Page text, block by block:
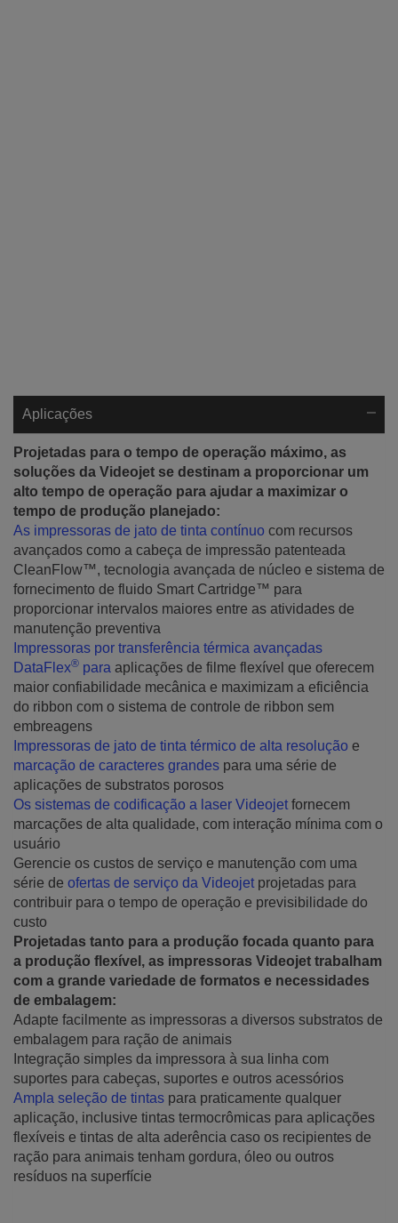
Aplicações
Projetadas para o tempo de operação máximo, as
soluções da Videojet se destinam a proporcionar um
alto tempo de operação para ajudar a maximizar o
tempo de produção planejado:
As impressoras de jato de tinta contínuo com recursos
avançados como a cabeça de impressão patenteada
CleanFlow™, tecnologia avançada de núcleo e sistema de
fornecimento de fluido Smart Cartridge™ para
proporcionar intervalos maiores entre as atividades de
manutenção preventiva
Impressoras por transferência térmica avançadas
DataFlex® para aplicações de filme flexível que oferecem
maior confiabilidade mecânica e maximizam a eficiência
do ribbon com o sistema de controle de ribbon sem
embreagens
Impressoras de jato de tinta térmico de alta resolução e
marcação de caracteres grandes para uma série de
aplicações de substratos porosos
Os sistemas de codificação a laser Videojet fornecem
marcações de alta qualidade, com interação mínima com o
usuário
Gerencie os custos de serviço e manutenção com uma
série de ofertas de serviço da Videojet projetadas para
contribuir para o tempo de operação e previsibilidade do
custo
Projetadas tanto para a produção focada quanto para
a produção flexível, as impressoras Videojet trabalham
com a grande variedade de formatos e necessidades
de embalagem:
Adapte facilmente as impressoras a diversos substratos de
embalagem para ração de animais
Integração simples da impressora à sua linha com
suportes para cabeças, suportes e outros acessórios
Ampla seleção de tintas para praticamente qualquer
aplicação, inclusive tintas termocrômicas para aplicações
flexíveis e tintas de alta aderência caso os recipientes de
ração para animais tenham gordura, óleo ou outros
resíduos na superfície